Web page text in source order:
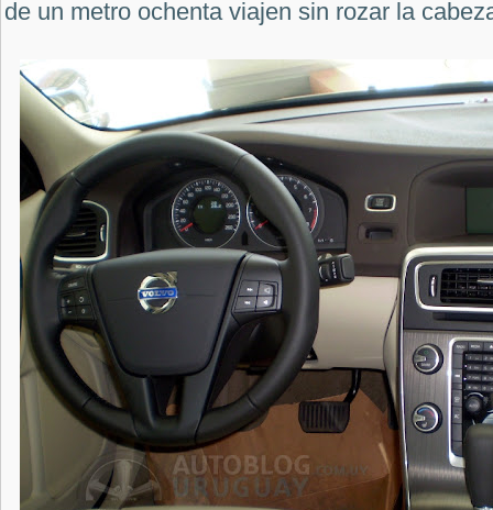
de un metro ochenta viajen sin rozar la